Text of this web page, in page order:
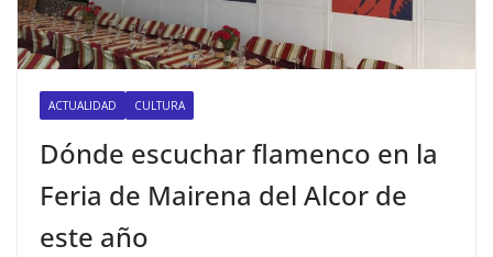
ACTUALIDAD CULTURA
Dónde escuchar flamenco en la
Feria de Mairena del Alcor de
este año